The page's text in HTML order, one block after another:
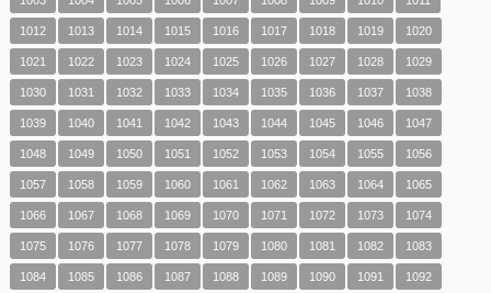
1012 1013 1014 1015 1016 1017 1018 1019 1020
1021 1022 1023 1024 1025 1026 1027 1028 1029
1030 1031 1032 1033 1034 1035 1036 1037 1038
1039 1040 1041 1042 1043 1044 1045 1046 1047
1048 1049 1050 1051 1052 1053 1054 1055 1056
1057 1058 1059 1060 1061 1062 1063 1064 1065
1066 1067 1068 1069 1070 1071 1072 1073 1074
1075 1076 1077 1078 1079 1080 1081 1082 1083
1084 1085 1086 1087 1088 1089 1090 1091 1092